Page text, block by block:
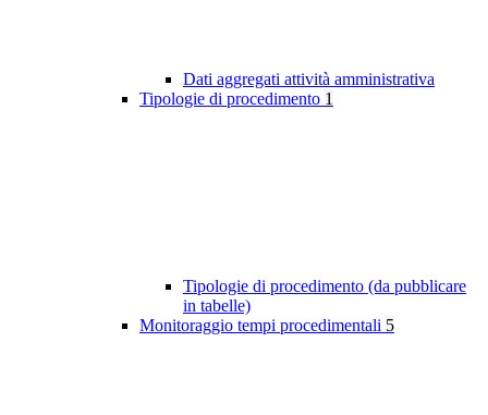
Dati aggregati attività amministrativa
Tipologie di procedimento 1
Tipologie di procedimento (da pubblicare
in tabelle)
Monitoraggio tempi procedimentali 5